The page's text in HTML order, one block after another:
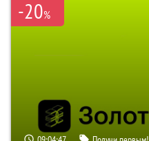
-20%